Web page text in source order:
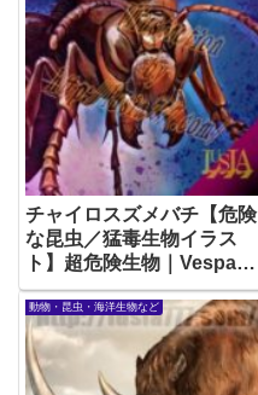
チャイロスズメバチ【危険
な昆虫／猛毒生物イラス
ト】超危険生物｜Vespa-
dybowskii
動物・昆虫・海洋生物など